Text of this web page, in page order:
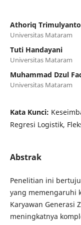
Athoriq Trimulyanto
Universitas Mataram
Tuti Handayani
Universitas Mataram
Muhammad Dzul
Universitas Mataram
Kata Kunci:
Regresi Logistik,
Abstrak
Penelitian ini
yang memengaruhi
Karyawan Generasi
meningkatnya